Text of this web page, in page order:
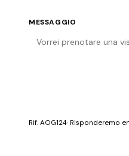
MESSAGGIO
Rif. AOG124· Risponderemo